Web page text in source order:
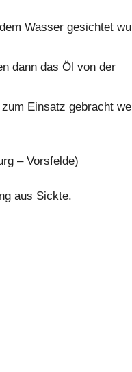
Wasser gesichtet
dann das Öl von der
Einsatz gebracht
– Vorsfelde)
aus Sickte.